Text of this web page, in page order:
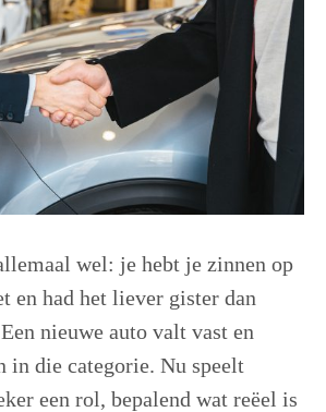
wel: je hebt je zinnen op
en had het liever gister dan
nieuwe auto valt vast en
in die categorie. Nu speelt
een rol, bepalend wat reëel is